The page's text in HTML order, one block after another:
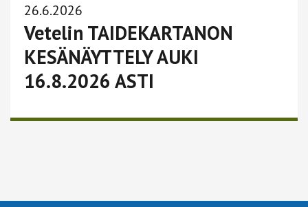
26.6.2026
Vetelin TAIDEKARTANON
KESÄNÄYTTELY AUKI
16.8.2026 ASTI